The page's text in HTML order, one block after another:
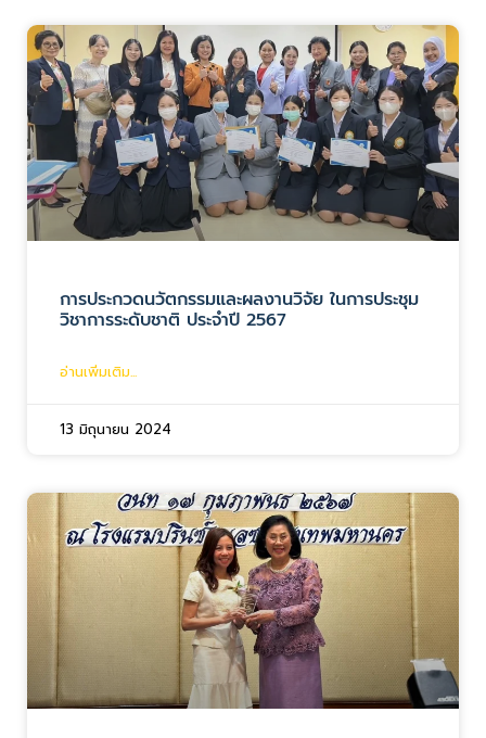
การประกวดนวัตกรรมและผลงานวิจัย ในการประชุม
วิชาการระดับชาติ ประจำปี 2567
อ่านเพิ่มเติม...
13 มิถุนายน 2024